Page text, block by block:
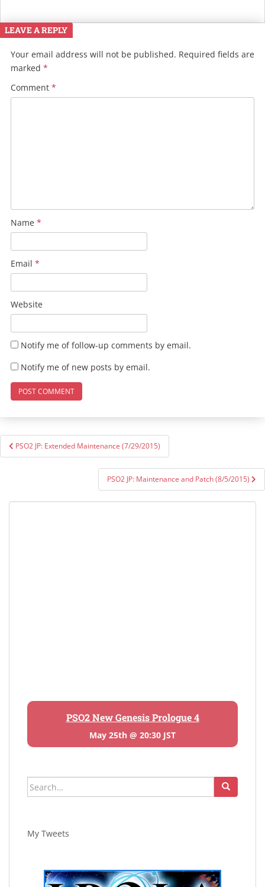
LEAVE A REPLY
Your email address will not be published. Required fields are
marked *
Comment *
Name *
Email *
Website
Notify me of follow-up comments by email.
Notify me of new posts by email.
Post
navigation
PSO2 JP: Extended Maintenance (7/29/2015)
PSO2 JP: Maintenance and Patch (8/5/2015)
PSO2 New Genesis Prologue 4
May 25th @ 20:30 JST
Search
for:
My Tweets